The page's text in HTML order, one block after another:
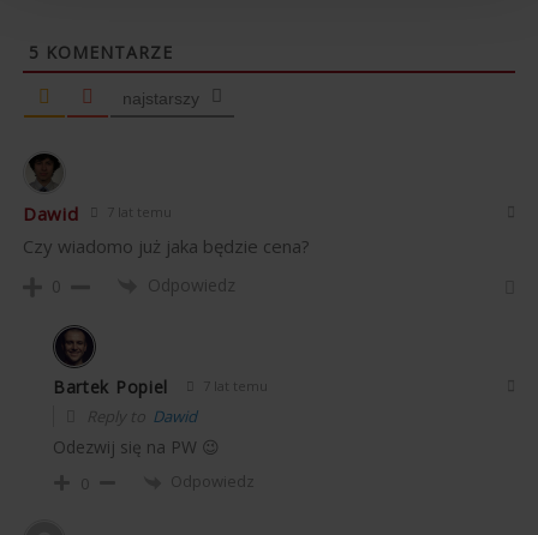
5 KOMENTARZE
najstarszy
Dawid 7 lat temu
Czy wiadomo już jaka będzie cena?
0 Odpowiedz
Bartek Popiel 7 lat temu
Reply to Dawid
Odezwij się na PW 😉
0 Odpowiedz